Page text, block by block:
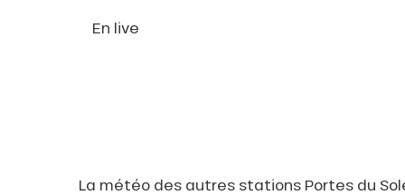
En live
La météo des autres stations Portes du